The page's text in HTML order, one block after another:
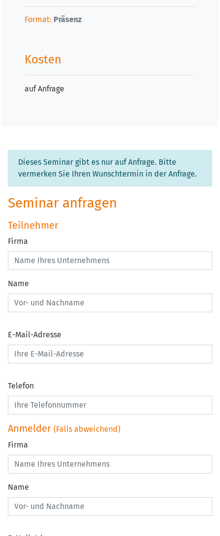
Format: Präsenz
Kosten
auf Anfrage
Dieses Seminar gibt es nur auf Anfrage. Bitte
vermerken Sie Ihren Wunschtermin in der Anfrage.
Seminar anfragen
Teilnehmer
Firma
Name
E-Mail-Adresse
Telefon
Anmelder (Falls abweichend)
Firma
Name